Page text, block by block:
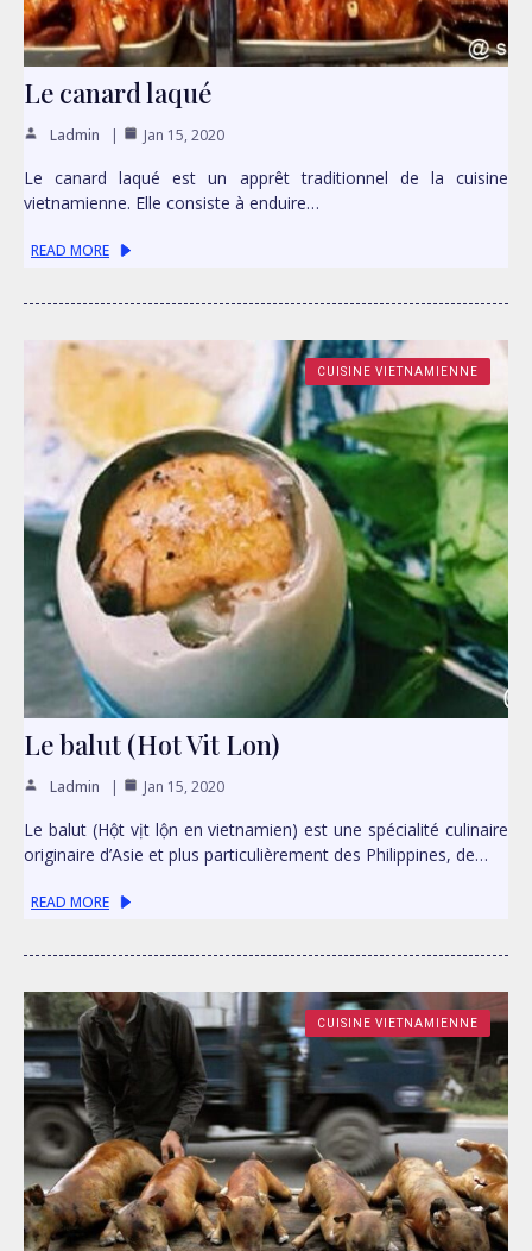
Le canard laqué
Ladmin Jan 15, 2020
Le canard laqué est un apprêt traditionnel de la cuisine
vietnamienne. Elle consiste à enduire…
READ MORE
CUISINE VIETNAMIENNE
Le balut (Hot Vit Lon)
Ladmin Jan 15, 2020
Le balut (Hột vịt lộn en vietnamien) est une spécialité culinaire
originaire d’Asie et plus particulièrement des Philippines, de…
READ MORE
CUISINE VIETNAMIENNE